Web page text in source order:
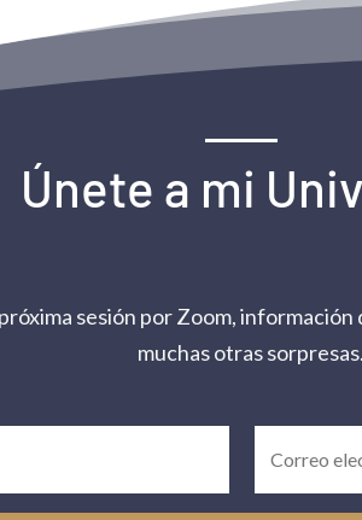
Únete a mi
sesión por Zoom,
muchas otras sorpresas.